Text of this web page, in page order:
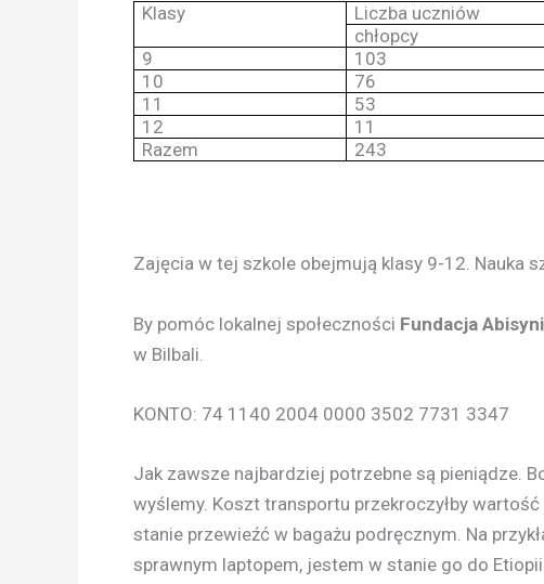
Klasy
Liczba uczniów
chłopcy
9
103
10
76
11
53
12
11
Razem
243
Zajęcia w tej szkole obejmują klasy 9-12. Nauka
By pomóc lokalnej społeczności Fundacja
w Bilbali.
KONTO: 74 1140 2004 0000 3502 7731 3347
Jak zawsze najbardziej potrzebne są pieniądze.
wyślemy. Koszt transportu przekroczyłby
stanie przewieźć w bagażu podręcznym. Na
sprawnym laptopem, jestem w stanie go do